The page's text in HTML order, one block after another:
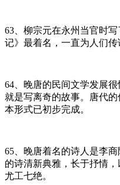
63、柳宗元在永州当官时
记》最着名，一直为人们传
64、晚唐的民间文学发展
就是写离奇的故事。唐代
本形式已初步完成。
65、晚唐着名的诗人是李
的诗清新典雅，长于抒情
尤工七绝。